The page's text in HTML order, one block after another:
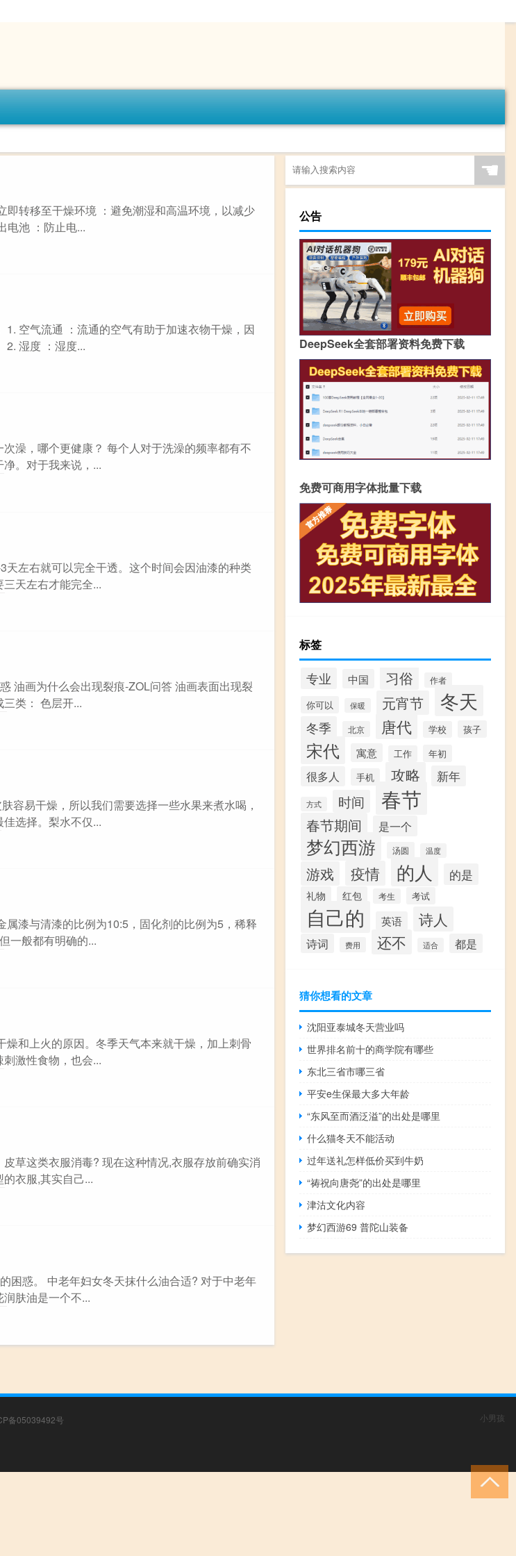
转移至干燥环境 ：避免潮湿和高温环境，以减少
电池 ：防止电...
空气流通 ：流通的空气有助于加速衣物干燥，因
2. 湿度 ：湿度...
澡，哪个更健康？ 每个人对于洗澡的频率都有不
。对于我来说，...
左右就可以完全干透。这个时间会因油漆的种类
天左右才能完全...
油画为什么会出现裂痕-ZOL问答 油画表面出现裂
类： 色层开...
容易干燥，所以我们需要选择一些水果来煮水喝，
选择。梨水不仅...
漆与清漆的比例为10:5，固化剂的比例为5，稀释
一般都有明确的...
和上火的原因。冬季天气本来就干燥，加上刺骨
激性食物，也会...
草这类衣服消毒? 现在这种情况,衣服存放前确实消
衣服,其实自己...
困惑。 中老年妇女冬天抹什么油合适? 对于中老年
肤油是一个不...
☚
公告
DeepSeek全套部署资料免费下载
免费可商用字体批量下载
标签
专业 中国 习俗 作者
你可以 保暖 元宵节 冬天
冬季 北京 唐代 学校 孩子
宋代 寓意 工作 年初
很多人 手机 攻略 新年
方式 时间 春节
春节期间 是一个
梦幻西游 汤圆 温度
游戏 疫情 的人 的是
礼物 红包 考生 考试
自己的 英语 诗人
诗词 费用 还不 适合 都是
猜你想看的文章
沈阳亚泰城冬天营业吗
世界排名前十的商学院有哪些
东北三省市哪三省
平安e生保最大多大年龄
“东风至而酒泛溢”的出处是哪里
什么猫冬天不能活动
过年送礼怎样低价买到牛奶
“祷祝向唐尧”的出处是哪里
津沽文化内容
梦幻西游69 普陀山装备
备05039492号
小男孩